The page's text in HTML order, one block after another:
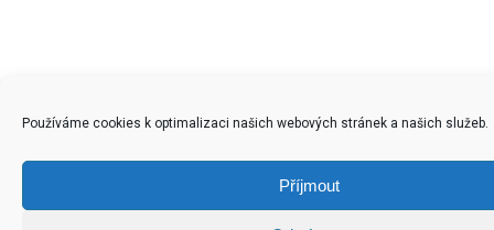
Používáme cookies k optimalizaci našich webových stránek a našich služeb.
Příjmout